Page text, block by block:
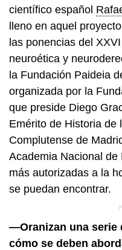
científico español
lleno en aquel
las ponencias del
neuroética y
la Fundación Paideia
organizada por la
que preside Diego
Emérito de Historia de
Complutense de
Academia Nacional
más autorizadas a la
se puedan encontrar.
—Oranizan una serie
cómo se deben